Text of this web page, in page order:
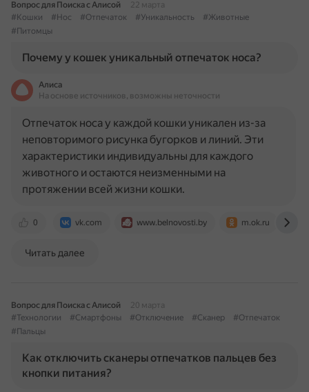
Вопрос для Поиска с Алисой
22 марта
#Кошки
#Нос #Отпечаток #Уникальность
#Животные
#Питомцы
Почему у кошек уникальный отпечаток носа?
Алиса
На основе источников, возможны неточности
0 vk.com www.belnovosti.by m.ok.ru
Отпечаток носа у каждой кошки уникален из-за
неповторимого рисунка бугорков и линий. Эти
характеристики индивидуальны для каждого
животного и остаются неизменными на
протяжении всей жизни кошки.
Читать далее
Вопрос для Поиска с Алисой
20 марта
#Технологии
#Смартфоны #Отключение #Сканер
#Отпечаток
#Пальцы
Как отключить сканеры отпечатков пальцев без
кнопки питания?